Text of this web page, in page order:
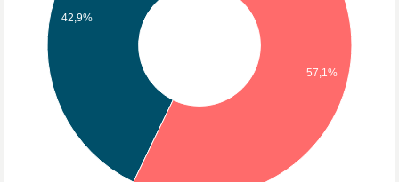
42,9%
57,1%